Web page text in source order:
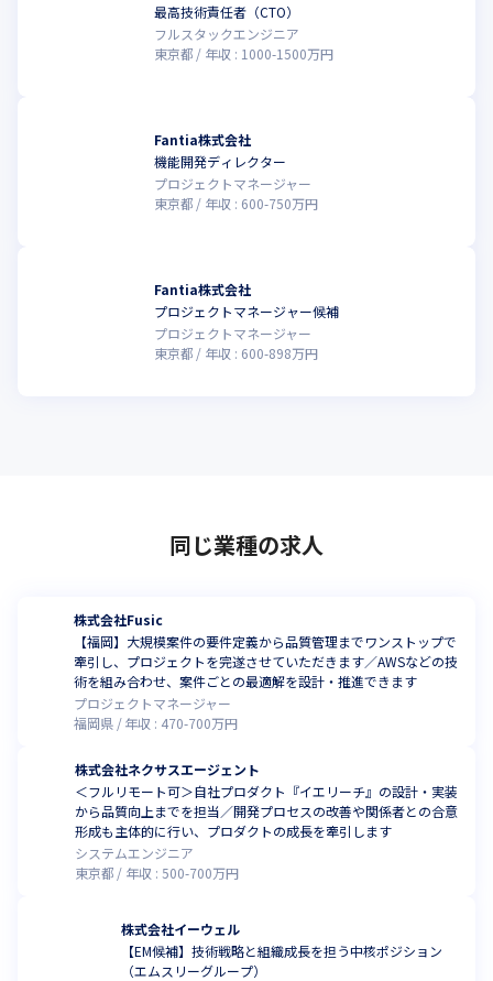
最高技術責任者（CTO）
フルスタックエンジニア
東京都
年収 : 1000-1500万円
Fantia株式会社
機能開発ディレクター
プロジェクトマネージャー
東京都
年収 : 600-750万円
Fantia株式会社
プロジェクトマネージャー候補
プロジェクトマネージャー
東京都
年収 : 600-898万円
同じ業種の求人
株式会社Fusic
【福岡】大規模案件の要件定義から品質管理までワンストップで
牽引し、プロジェクトを完遂させていただきます／AWSなどの技
術を組み合わせ、案件ごとの最適解を設計・推進できます
プロジェクトマネージャー
福岡県
年収 : 470-700万円
株式会社ネクサスエージェント
＜フルリモート可＞自社プロダクト『イエリーチ』の設計・実装
から品質向上までを担当／開発プロセスの改善や関係者との合意
形成も主体的に行い、プロダクトの成長を牽引します
システムエンジニア
東京都
年収 : 500-700万円
株式会社イーウェル
【EM候補】技術戦略と組織成長を担う中核ポジション
（エムスリーグループ）